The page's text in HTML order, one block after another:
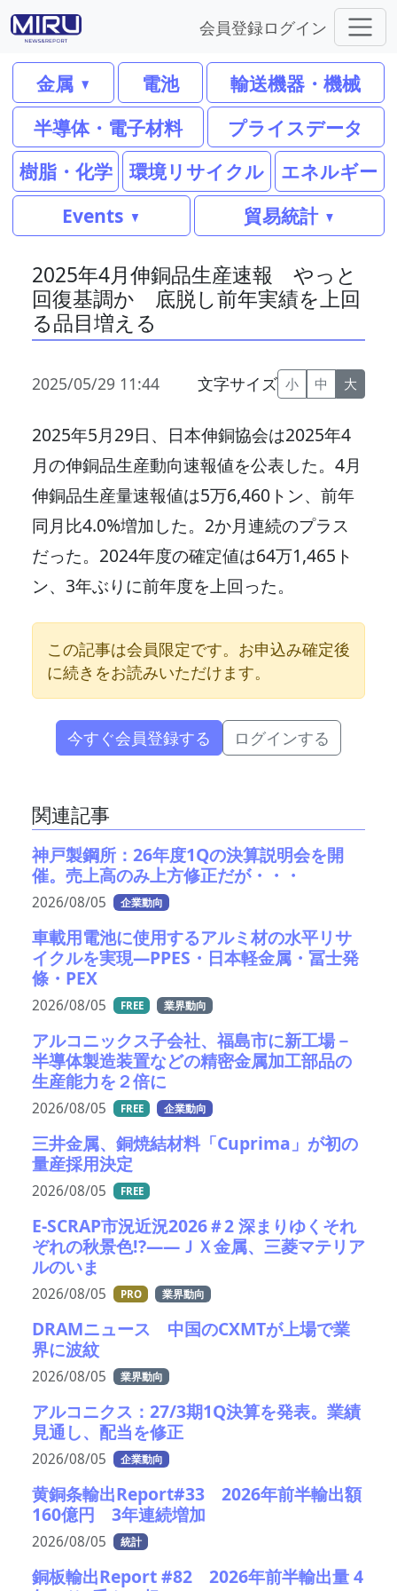
会員登録ログイン
金属 電池
輸送機器・機械
半導体・電子材料
プライスデータ
樹脂・化学
環境リサイクル
エネルギー
Events
貿易統計
2025年4月伸銅品生産速報 やっと
回復基調か 底脱し前年実績を上回
る品目増える
2025/05/29 11:44 文字サイズ 小 中 大
2025年5月29日、日本伸銅協会は2025年4
月の伸銅品生産動向速報値を公表した。4月
伸銅品生産量速報値は5万6,460トン、前年
同月比4.0%増加した。2か月連続のプラス
だった。2024年度の確定値は64万1,465ト
ン、3年ぶりに前年度を上回った。
この記事は会員限定です。お申込み確定後
に続きをお読みいただけます。
今すぐ会員登録する ログインする
関連記事
神戸製鋼所：26年度1Qの決算説明会を開
催。売上高のみ上方修正だが・・・
2026/08/05 企業動向
車載用電池に使用するアルミ材の水平リサ
イクルを実現―PPES・日本軽金属・冨士発
條・PEX
2026/08/05 FREE 業界動向
アルコニックス子会社、福島市に新工場－
半導体製造装置などの精密金属加工部品の
生産能力を２倍に
2026/08/05 FREE 企業動向
三井金属、銅焼結材料「Cuprima」が初の
量産採用決定
2026/08/05 FREE
E-SCRAP市況近況2026＃2 深まりゆくそれ
ぞれの秋景色!?――ＪＸ金属、三菱マテリア
ルのいま
2026/08/05 PRO 業界動向
DRAMニュース 中国のCXMTが上場で業
界に波紋
2026/08/05 業界動向
アルコニクス：27/3期1Q決算を発表。業績
見通し、配当を修正
2026/08/05 企業動向
黄銅条輸出Report#33 2026年前半輸出額
160億円 3年連続増加
2026/08/05 統計
銅板輸出Report #82 2026年前半輸出量 4